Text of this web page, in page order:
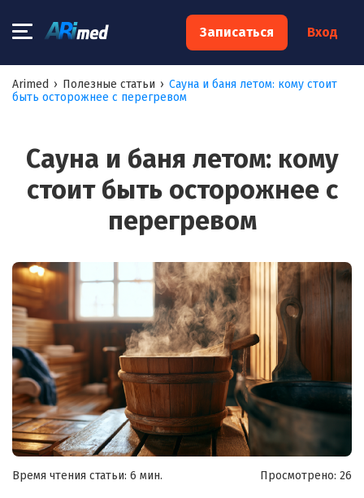
Записаться Вход
Arimed › Полезные статьи › Сауна и баня летом: кому стоит
быть осторожнее с перегревом
Сауна и баня летом: кому
стоит быть осторожнее с
перегревом
Время чтения статьи: 6 мин. Просмотрено: 26
×
Запишитесь на консультацию к
специалисту
Ваш телефон:*
Я согласен наобработку моих персональных данных